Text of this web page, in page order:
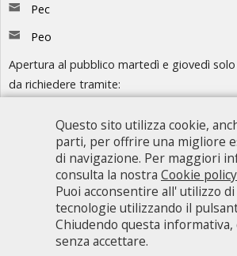
Pec
Peo
Apertura al pubblico martedì e giovedì
da richiedere tramite:
- Numero Verde: 800.88.33.11
Consulta l'organigramma
Accedi agli atti
Guida pratica ai servizi e alla
Città metropolitana di Milano - Via Vivaio, 1 -
Questo sito utilizza cookie,
parti, per offrire una migliore
di navigazione. Per maggiori
consulta la nostra Cookie policy
Puoi acconsentire all' utilizzo
tecnologie utilizzando il
Chiudendo questa
senza accettare.